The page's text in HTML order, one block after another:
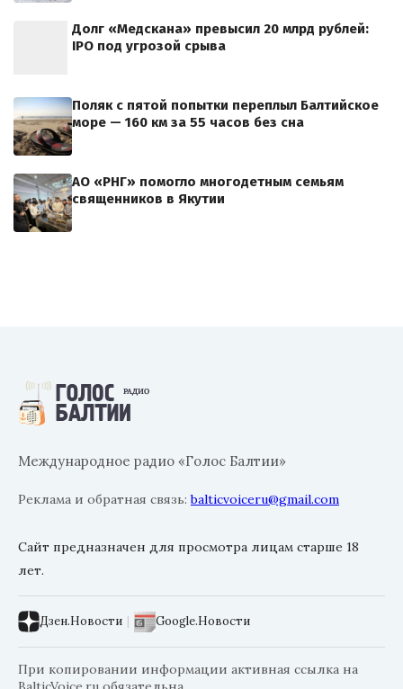
Долг «Медскана» превысил 20 млрд рублей:
IPO под угрозой срыва
Поляк с пятой попытки переплыл Балтийское
море — 160 км за 55 часов без сна
АО «РНГ» помогло многодетным семьям
священников в Якутии
Международное радио «Голос Балтии»
Реклама и обратная связь:balticvoiceru@gmail.com
Сайт предназначен для просмотра лицам старше 18
лет.
Дзен.Новости | Google.Новости
При копировании информации активная ссылка на